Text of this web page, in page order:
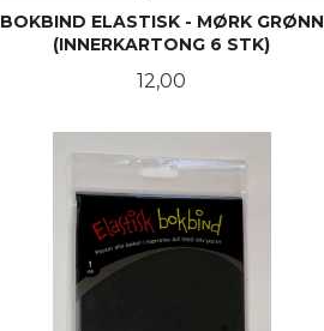
BOKBIND ELASTISK - MØRK GRØNN
(INNERKARTONG 6 STK)
Pris
12,00